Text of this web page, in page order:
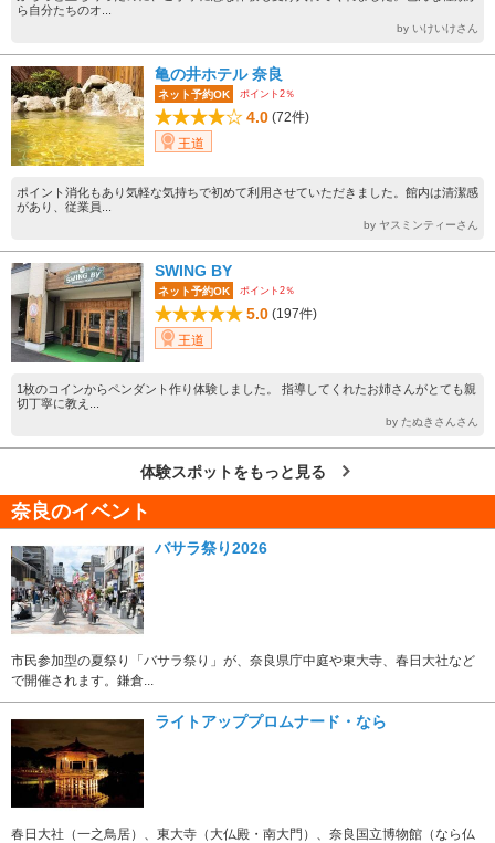
ら自分たちのオ...
by いけいけさん
亀の井ホテル 奈良
ネット予約OK ポイント2％
4.0 (72件)
王道
ポイント消化もあり気軽な気持ちで初めて利用させていただきました。館内は清潔感
があり、従業員...
by ヤスミンティーさん
SWING BY
ネット予約OK ポイント2％
5.0 (197件)
王道
1枚のコインからペンダント作り体験しました。 指導してくれたお姉さんがとても親
切丁寧に教え...
by たぬきさんさん
体験スポットをもっと見る
奈良のイベント
バサラ祭り2026
市民参加型の夏祭り「バサラ祭り」が、奈良県庁中庭や東大寺、春日大社など
で開催されます。鎌倉...
ライトアッププロムナード・なら
春日大社（一之鳥居）、東大寺（大仏殿・南大門）、奈良国立博物館（なら仏